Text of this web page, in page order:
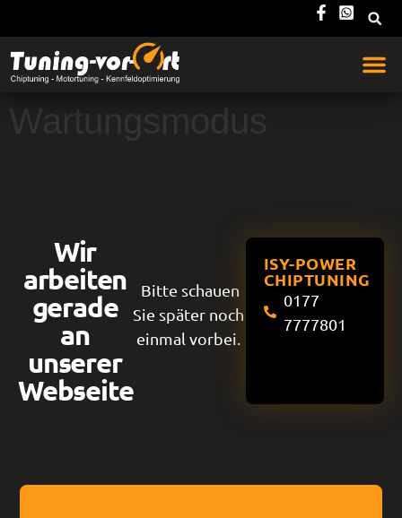
Wartungsmodus
Wir
arbeiten
gerade
an
unserer
Webseite
Bitte schauen
Sie später noch
einmal vorbei.
ISY-POWER
CHIPTUNING
0177
7777801